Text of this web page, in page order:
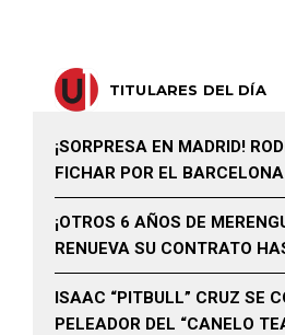
TITULARES DEL DÍA
¡SORPRESA EN MADRID!
FICHAR POR EL BARCELONA
¡OTROS 6 AÑOS DE
RENUEVA SU CONTRATO
ISAAC “PITBULL” CRUZ SE
PELEADOR DEL “CANELO